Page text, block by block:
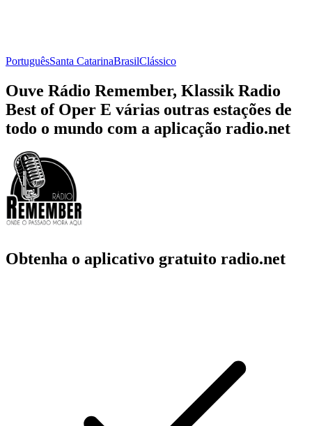
PortuguêsSanta CatarinaBrasilClássico
Ouve Rádio Remember, Klassik Radio
Best of Oper E várias outras estações de
todo o mundo com a aplicação radio.net
Obtenha o aplicativo gratuito radio.net